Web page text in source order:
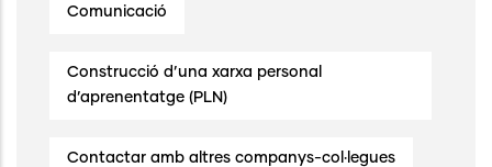
Comunicació
Construcció d’una xarxa personal
d’aprenentatge (PLN)
Contactar amb altres companys-col·legues